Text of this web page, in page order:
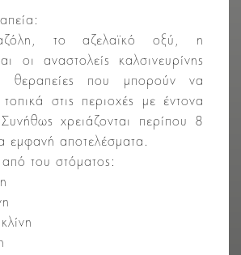
το αζελαϊκό οξύ, η
οι αναστολείς καλσινευρίνης
θεραπείες που μπορούν να
στις περιοχές με έντονα
χρειάζονται περίπου 8
εμφανή αποτελέσματα.
από του στόματος: